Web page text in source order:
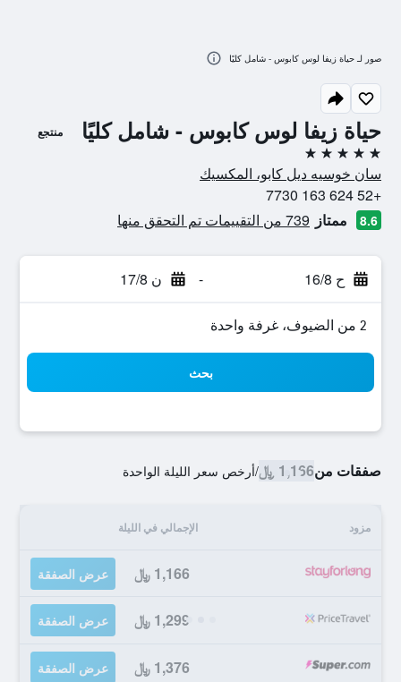
حياة زيفا لوس كابوس - شامل كليًا منتجع
5 نجوم
سان خوسيه ديل كابو، المكسيك
+52 624 163 7730
8.6 ممتاز 739 من التقييمات تم التحقق منها
ح 16/8 - ن 17/8
2 من الضيوف، غرفة واحدة
بحث
صفقات من1,166 ﷼ /أرخص سعر الليلة الواحدة
مزود الإجمالي في الليلة
1,166 ﷼ عرض الصفقة
1,299 ﷼ عرض الصفقة
1,376 ﷼ عرض الصفقة
صور لـ حياة زيفا لوس كابوس - شامل كليًا